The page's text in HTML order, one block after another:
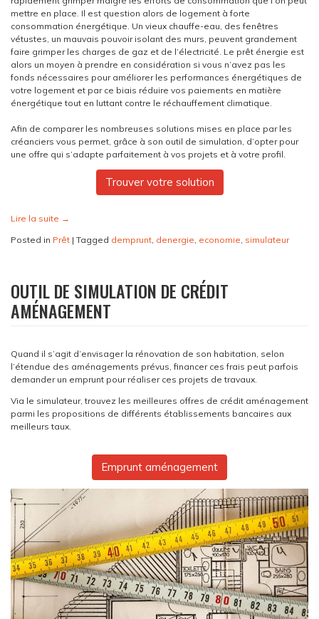
mettre en place. Il est question alors de logement à forte
consommation énergétique. Un vieux chauffe-eau, des fenêtres
vétustes, un mauvais pouvoir isolant des murs, peuvent grandement
faire grimper les charges de gaz et de l’électricité. Le prêt énergie est
alors un moyen à prendre en considération si vous n’avez pas les
fonds nécessaires pour améliorer les performances énergétiques de
votre logement et par ce biais réduire vos paiements en matière
énergétique tout en luttant contre le réchauffement climatique.
Afin de comparer les nombreuses solutions mises en place par les
créanciers vous permet, grâce à son outil de simulation, d’opter pour
une offre qui s’adapte parfaitement à vos projets et à votre profil.
Trouver votre solution
Lire la suite →
Posted in Prêt | Tagged demprunt denergie economie simulateur
OUTIL DE SIMULATION DE CRÉDIT
AMÉNAGEMENT
Quand il s’agit d’envisager la rénovation de son habitation, selon
l’étendue des aménagements prévus, financer ces frais peut parfois
demander un emprunt pour réaliser ces projets de travaux.
Via le simulateur, trouvez les meilleures offres de crédit aménagement
parmi les propositions de différents établissements bancaires aux
meilleurs taux.
Emprunt aménagement